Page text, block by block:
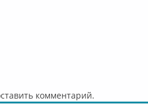
комментарий.